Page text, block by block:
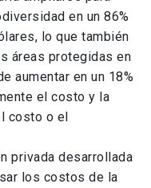
en un 86%
lo que también
áreas protegidas en
aumentar en un 18%
el costo y la
costo o el
privada desarrollada
los costos de la